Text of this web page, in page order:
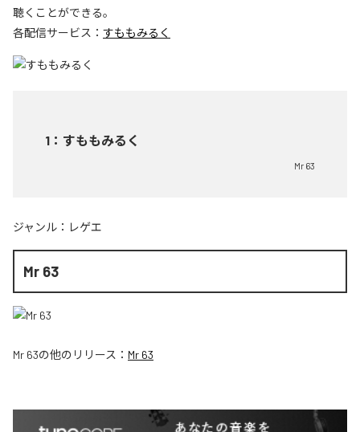
聴くことができる。
各配信サービス： すももみるく
1 ： すももみるく
Mr 63
ジャンル： レゲエ
Mr 63
Mr 63の他のリリース： Mr 63